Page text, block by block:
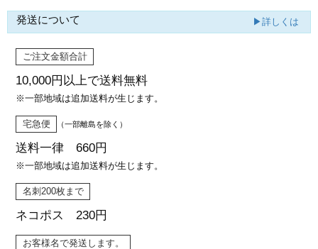
発送について ▶詳しくは
ご注文金額合計
10,000円以上で送料無料
※一部地域は追加送料が生じます。
宅急便 （一部離島を除く）
送料一律 660円
※一部地域は追加送料が生じます。
名刺200枚まで
ネコポス 230円
お客様名で発送します。